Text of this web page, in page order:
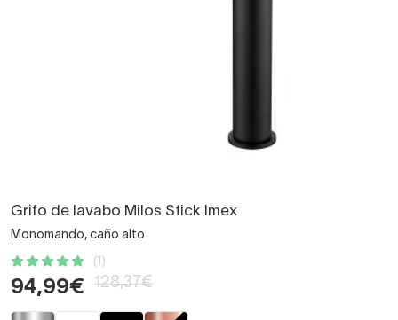
Grifo de lavabo Milos Stick Imex
Monomando, caño alto
(1)
94,99€ 128,37€